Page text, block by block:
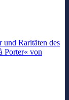
Raritäten des
Porter« von